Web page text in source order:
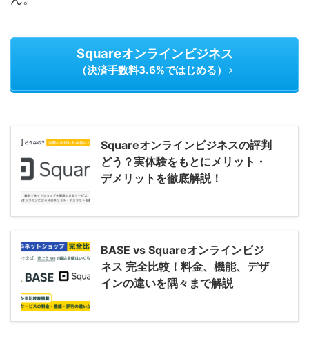
Squareオンラインビジネス
（決済手数料3.6%ではじめる）
Squareオンラインビジネスの評判
どう？実体験をもとにメリット・
デメリットを徹底解説！
BASE vs Squareオンラインビジ
ネス 完全比較！料金、機能、デザ
インの違いを隅々まで解説